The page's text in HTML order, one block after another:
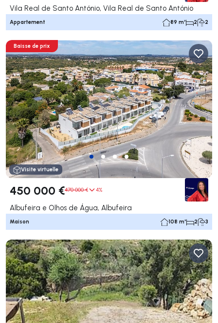
Vila Real de Santo António, Vila Real de Santo António
Appartement 89 m² 2 2
Baisse de prix
Visite virtuelle
450 000 €470 000 € 4%
Albufeira e Olhos de Água, Albufeira
Maison 108 m² 2 3